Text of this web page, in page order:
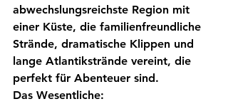
abwechslungsreichste Region mit
einer Küste, die familienfreundliche
Strände, dramatische Klippen und
lange Atlantikstrände vereint, die
perfekt für Abenteuer sind.
Das Wesentliche: